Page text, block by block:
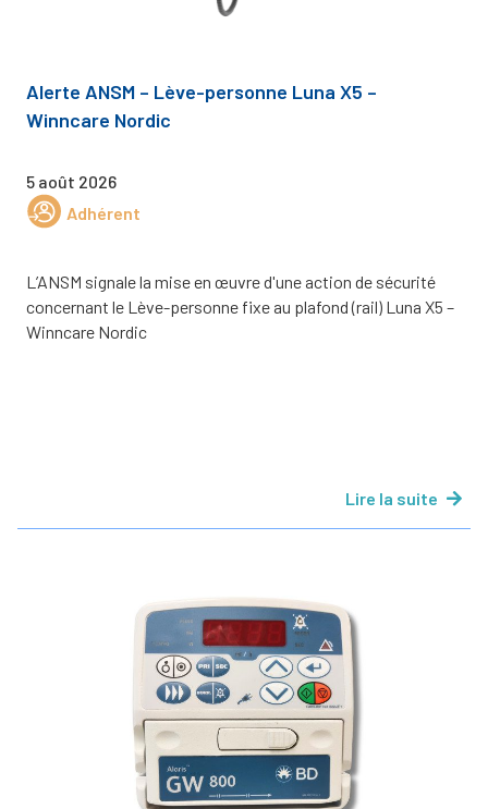
Alerte ANSM – Lève-personne Luna X5 –
Winncare Nordic
5 août 2026
Adhérent
L’ANSM signale la mise en œuvre d'une action de sécurité
concernant le Lève-personne fixe au plafond (rail) Luna X5 –
Winncare Nordic
Lire la suite